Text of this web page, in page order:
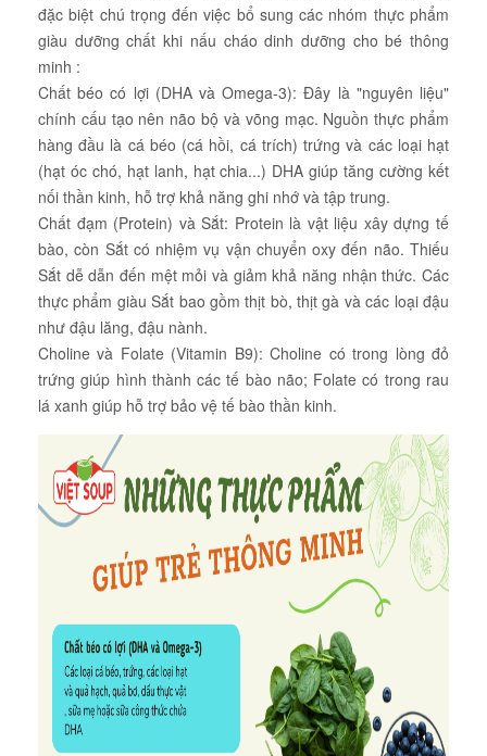
đặc biệt chú trọng đến việc bổ sung các nhóm thực phẩm
giàu dưỡng chất khi nấu cháo dinh dưỡng cho bé thông
minh :
Chất béo có lợi (DHA và Omega-3): Đây là "nguyên liệu"
chính cấu tạo nên não bộ và võng mạc. Nguồn thực phẩm
hàng đầu là cá béo (cá hồi, cá trích) trứng và các loại hạt
(hạt óc chó, hạt lanh, hạt chia...) DHA giúp tăng cường kết
nối thần kinh, hỗ trợ khả năng ghi nhớ và tập trung.
Chất đạm (Protein) và Sắt: Protein là vật liệu xây dựng tế
bào, còn Sắt có nhiệm vụ vận chuyển oxy đến não. Thiếu
Sắt dễ dẫn đến mệt mỏi và giảm khả năng nhận thức. Các
thực phẩm giàu Sắt bao gồm thịt bò, thịt gà và các loại đậu
như đậu lăng, đậu nành.
Choline và Folate (Vitamin B9): Choline có trong lòng đỏ
trứng giúp hình thành các tế bào não; Folate có trong rau
lá xanh giúp hỗ trợ bảo vệ tế bào thần kinh.